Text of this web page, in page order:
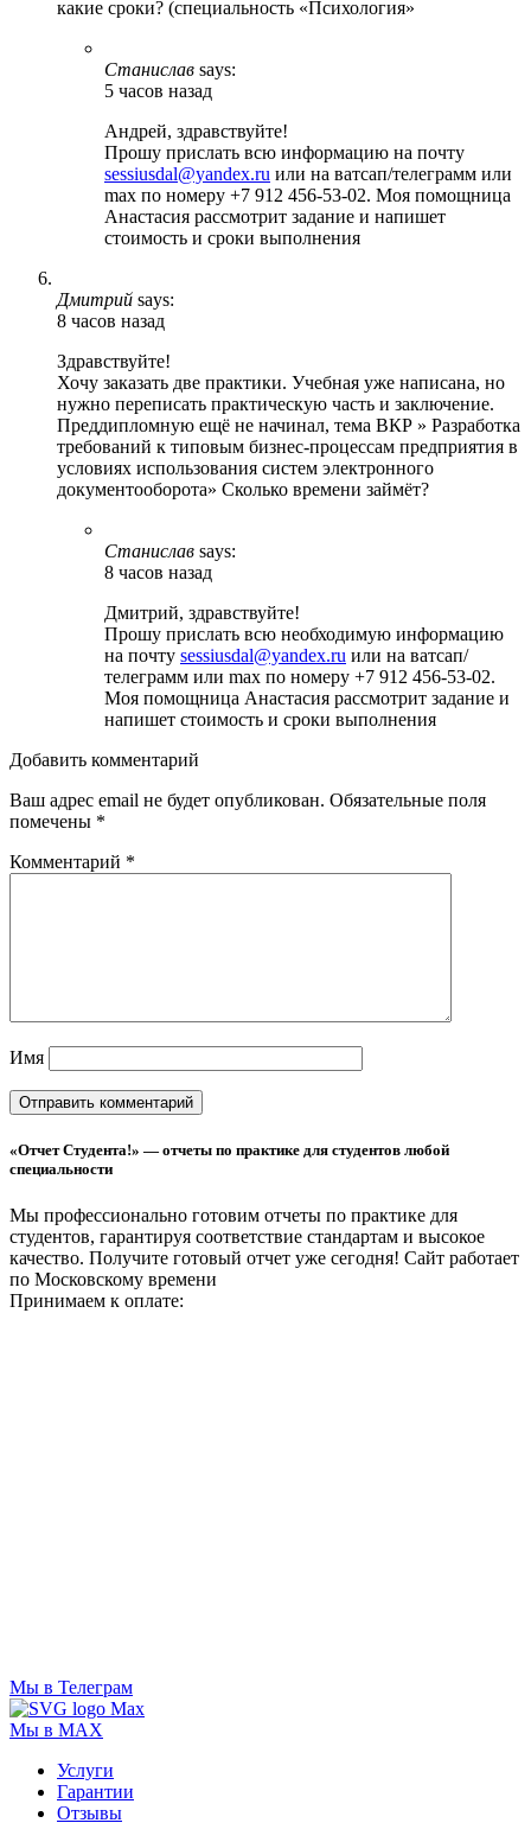
какие сроки? (специальность «Психология»
Станислав says:
5 часов назад
Андрей, здравствуйте!
Прошу прислать всю информацию на почту
sessiusdal@yandex.ru или на ватсап/телеграмм или
max по номеру +7 912 456-53-02. Моя помощница
Анастасия рассмотрит задание и напишет
стоимость и сроки выполнения
Дмитрий says:
8 часов назад
Здравствуйте!
Хочу заказать две практики. Учебная уже написана, но
нужно переписать практическую часть и заключение.
Преддипломную ещё не начинал, тема ВКР » Разработка
требований к типовым бизнес-процессам предприятия в
условиях использования систем электронного
документооборота» Сколько времени займёт?
Станислав says:
8 часов назад
Дмитрий, здравствуйте!
Прошу прислать всю необходимую информацию
на почту sessiusdal@yandex.ru или на ватсап/
телеграмм или max по номеру +7 912 456-53-02.
Моя помощница Анастасия рассмотрит задание и
напишет стоимость и сроки выполнения
Добавить комментарий
Ваш адрес email не будет опубликован. Обязательные поля
помечены *
Комментарий *
Имя
«Отчет Студента!» — отчеты по практике для студентов любой
специальности
Мы профессионально готовим отчеты по практике для
студентов, гарантируя соответствие стандартам и высокое
качество. Получите готовый отчет уже сегодня! Сайт работает
по Московскому времени
Принимаем к оплате:
Мы в Телеграм
Мы в MAX
Услуги
Гарантии
Отзывы